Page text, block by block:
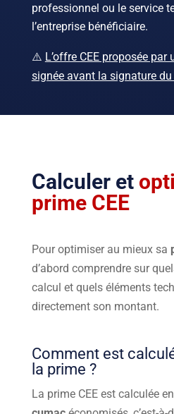
professionnel ou le service
l’entreprise bénéficiaire.
⚠️ L’offre CEE proposée
signée avant la signature du
Calculer et
prime CEE
Pour optimiser au mieux sa
d’abord comprendre sur
calcul et quels éléments
directement son montant.
Comment est
la prime ?
La prime CEE est calculée